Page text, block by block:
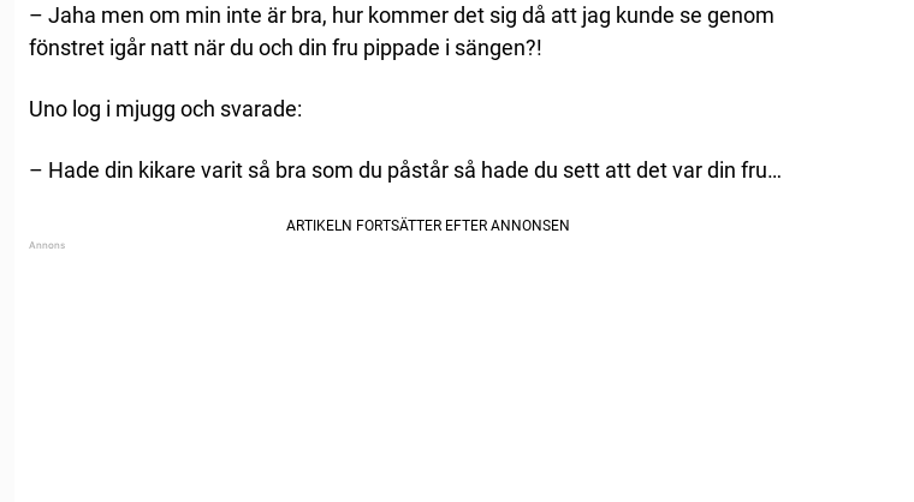
– Jaha men om min inte är bra, hur kommer det sig då att jag kunde se genom
fönstret igår natt när du och din fru pippade i sängen?!
Uno log i mjugg och svarade:
– Hade din kikare varit så bra som du påstår så hade du sett att det var din fru…